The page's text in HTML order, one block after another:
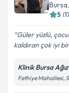
Bursa
5 (
Güler yüzlü,
kaldıran çok iyi
Klinik Bursa
Fethiye Mahallesi,